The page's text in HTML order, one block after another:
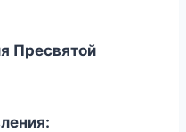
Пресвятой